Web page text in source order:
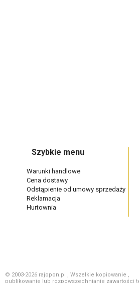
Szybkie menu
Warunki handlowe
Cena dostawy
Odstąpienie od umowy sprzedaży
Reklamacja
Hurtownia
© 2003-2026 rajopon.pl , Wszelkie kopiowanie ,
publikowanie lub rozpowszechnianie zawartości